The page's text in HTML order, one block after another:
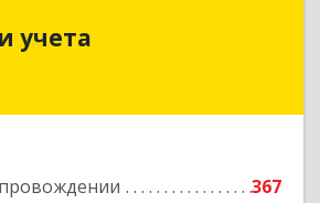
учета
367
обл, Ростов-на-Дону г,